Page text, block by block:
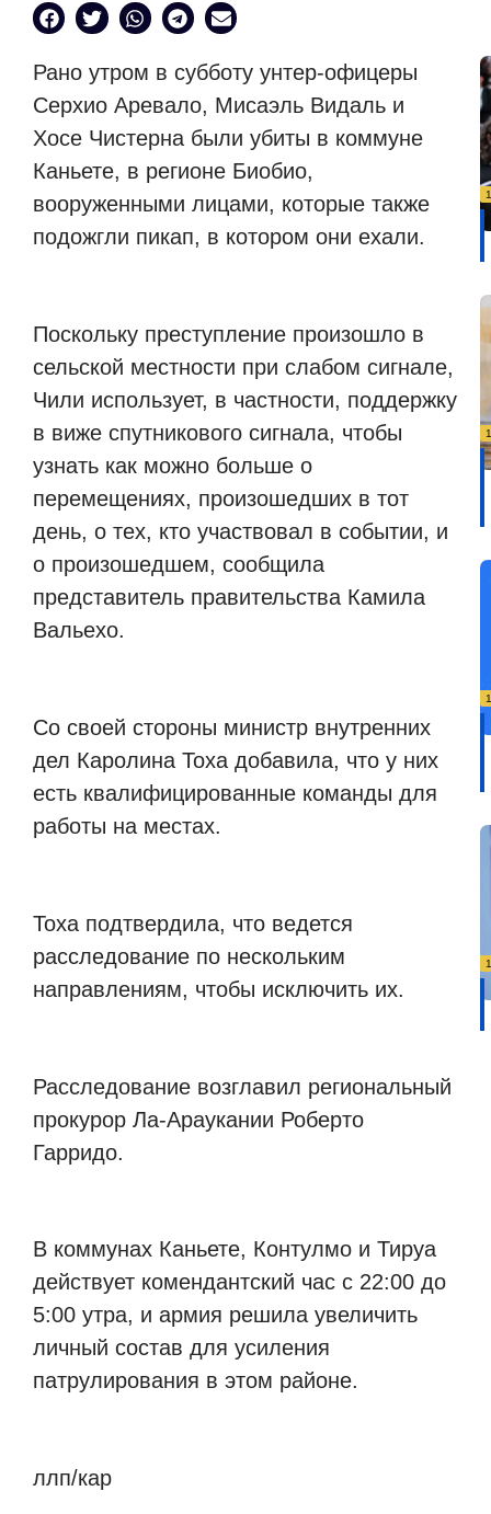
Рано утром в субботу унтер-офицеры
Серхио Аревало, Мисаэль Видаль и
Хосе Чистерна были убиты в коммуне
Каньете, в регионе Биобио,
вооруженными лицами, которые также
подожгли пикап, в котором они ехали.
Поскольку преступление произошло в
сельской местности при слабом сигнале,
Чили использует, в частности, поддержку
в виже спутникового сигнала, чтобы
узнать как можно больше о
перемещениях, произошедших в тот
день, о тех, кто участвовал в событии, и
о произошедшем, сообщила
представитель правительства Камила
Вальехо.
Со своей стороны министр внутренних
дел Каролина Тоха добавила, что у них
есть квалифицированные команды для
работы на местах.
Тоха подтвердила, что ведется
расследование по нескольким
направлениям, чтобы исключить их.
Расследование возглавил региональный
прокурор Ла-Араукании Роберто
Гарридо.
В коммунах Каньете, Контулмо и Тируа
действует комендантский час с 22:00 до
5:00 утра, и армия решила увеличить
личный состав для усиления
патрулирования в этом районе.
ллп/кар